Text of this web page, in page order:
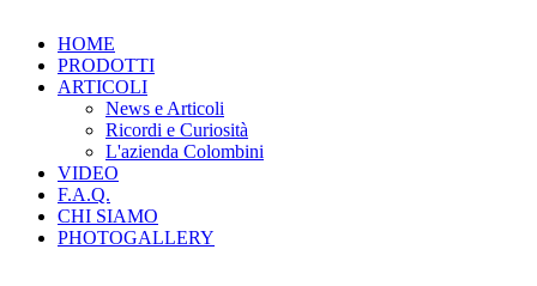
HOME
PRODOTTI
ARTICOLI
News e Articoli
Ricordi e Curiosità
L'azienda Colombini
VIDEO
F.A.Q.
CHI SIAMO
PHOTOGALLERY